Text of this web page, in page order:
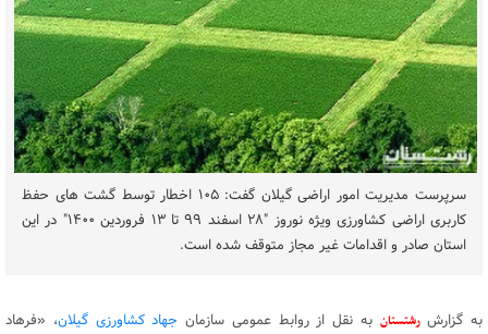
سرپرست مدیریت امور اراضی گیلان گفت: ۱۰۵ اخطار توسط گشت های حفظ
کاربری اراضی کشاورزی ویژه نوروز "۲۸ اسفند ۹۹ تا ۱۳ فروردین ۱۴۰۰" در این
استان صادر و اقدامات غیر مجاز متوقف شده است.
به گزارشرشتستان به نقل از روابط عمومی سازمان جهاد کشاورزی گیلان، «فرهاد